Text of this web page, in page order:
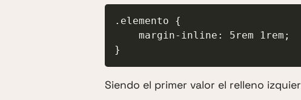
.elemento {
}
Siendo el primer valor el relleno